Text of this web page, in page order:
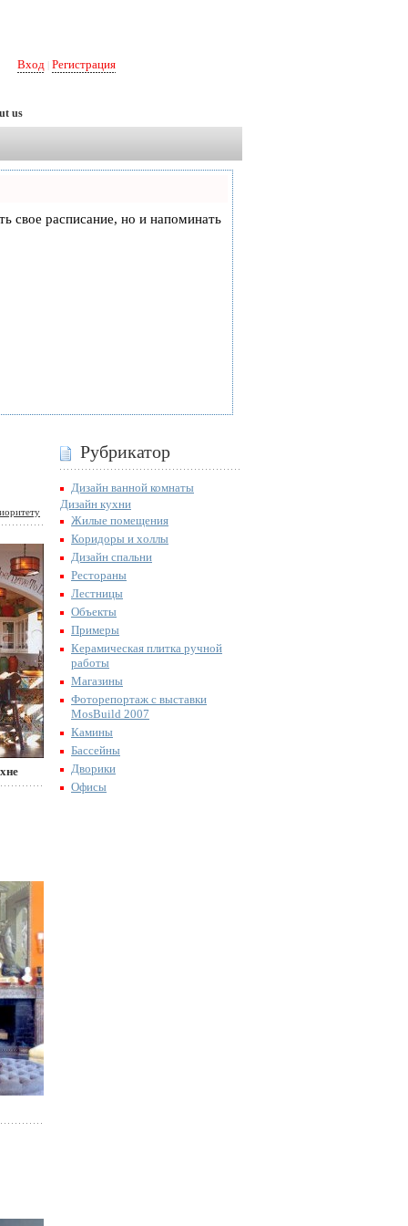
Вход Регистрация
us
свое расписание, но и напоминать
Рубрикатор
Дизайн ванной комнаты
Дизайн кухни
Жилые помещения
Коридоры и холлы
Дизайн спальни
Рестораны
Лестницы
Объекты
Примеры
Керамическая плитка ручной
работы
Магазины
Фоторепортаж с выставки
MosBuild 2007
Камины
Бассейны
Дворики
Офисы